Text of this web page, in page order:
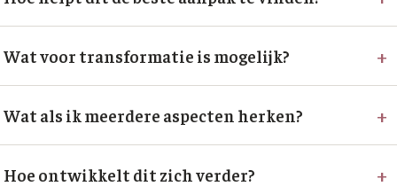
Wat voor transformatie is mogelijk? +
Wat als ik meerdere aspecten herken? +
Hoe ontwikkelt dit zich verder? +